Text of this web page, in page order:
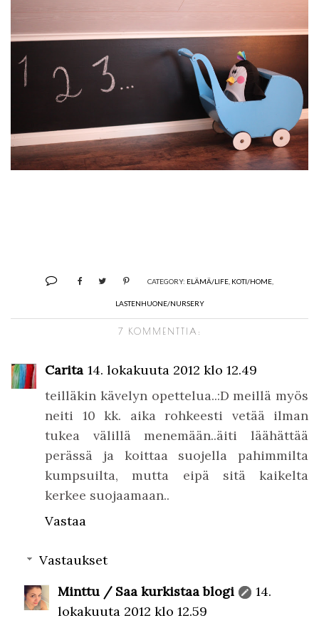
CATEGORY: ELÄMÄ/LIFE KOTI/HOME
LASTENHUONE/NURSERY
7 KOMMENTTIA:
Carita 14. lokakuuta 2012 klo 12.49
teilläkin kävelyn opettelua..:D meillä myös
neiti 10 kk. aika rohkeesti vetää ilman
tukea välillä menemään..äiti läähättää
perässä ja koittaa suojella pahimmilta
kumpsuilta, mutta eipä sitä kaikelta
kerkee suojaamaan..
Vastaa
Vastaukset
Minttu / Saa kurkistaa blogi
14.
lokakuuta 2012 klo 12.59